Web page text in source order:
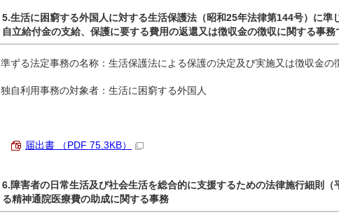
5.生活に困窮する外国人に対する生活保護法（昭和25年法律第144号）に準
自立給付金の支給、保護に要する費用の返還又は徴収金の徴収に関する事
準ずる法定事務の名称：生活保護法による保護の決定及び実施又は徴収金の
独自利用事務の対象者：生活に困窮する外国人
届出書 （PDF 75.3KB）
6.障害者の日常生活及び社会生活を総合的に支援するための法律施行細則（
る精神通院医療費の助成に関する事務